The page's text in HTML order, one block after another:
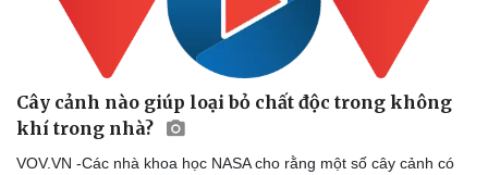
Cây cảnh nào giúp loại bỏ chất độc trong không
khí trong nhà?
VOV.VN -Các nhà khoa học NASA cho rằng một số cây cảnh có